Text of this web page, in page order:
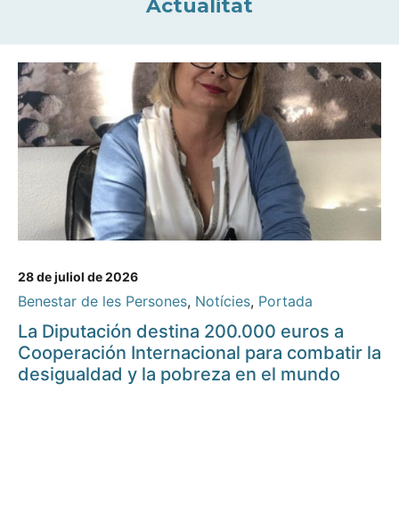
Actualitat
28 de juliol de 2026
Benestar de les Persones, Notícies, Portada
La Diputación destina 200.000 euros a
Cooperación Internacional para combatir la
desigualdad y la pobreza en el mundo